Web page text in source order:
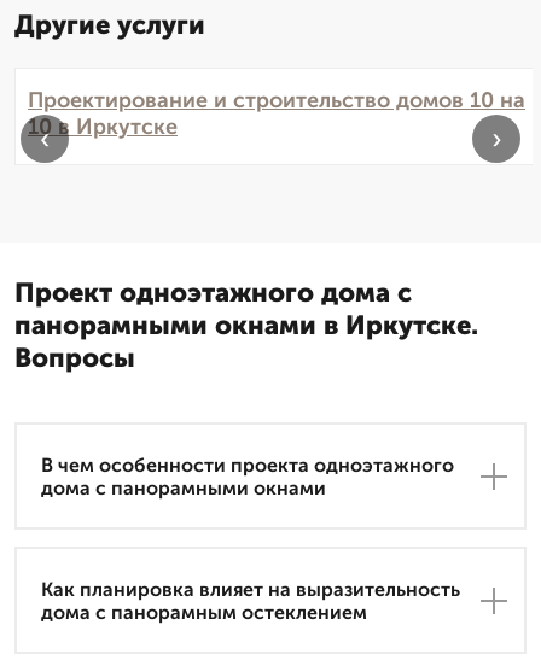
Другие услуги
Проектирование и строительство домов 10 на
10 в Иркутске
‹ ›
Проект одноэтажного дома с
панорамными окнами в Иркутске.
Вопросы
В чем особенности проекта одноэтажного
дома с панорамными окнами
Как планировка влияет на выразительность
дома с панорамным остеклением